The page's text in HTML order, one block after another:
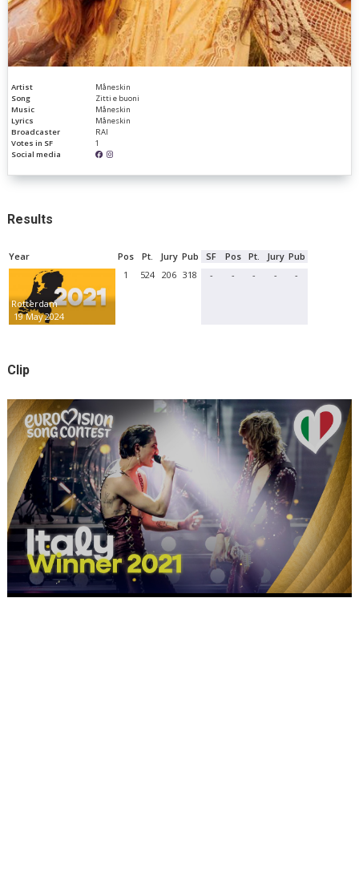
Artist
Måneskin
Song
Zitti e buoni
Music
Måneskin
Lyrics
Måneskin
Broadcaster
RAI
Votes in SF
1
Social media
Results
Year Pos Pt. Jury Pub SF Pos Pt. Jury Pub
Rotterdam
19 May 2024
1 524 206 318 - - - - -
Clip